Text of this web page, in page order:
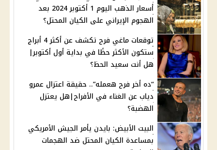
أسعار الذهب اليوم 1 أكتوبر 2024 بعد
الهجوم الإيراني على الكيان المحتل؟
توقعات ماغي فرح تكشف عن أكثر 4 أبراج
ستكون الأكثر حظًا في بداية أول أكتوبر|
هل أنت سعيد الحظ؟
“ده أخر فرح هعمله”.. حقيقة اعتزال عمرو
دياب عن الغناء في الأفراح|هل يعتزل
الهضبة؟
البيت الأبيض: بايدن يأمر الجيش الأمريكي
بمساعدة الكيان المحتل ضد الهجمات